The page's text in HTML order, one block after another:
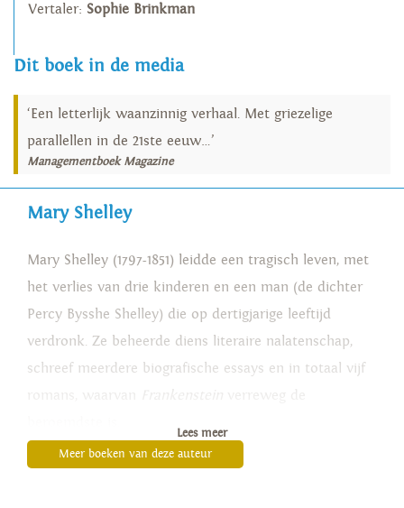
Vertaler: Sophie Brinkman
Dit boek in de media
‘Een letterlijk waanzinnig verhaal. Met griezelige
parallellen in de 21ste eeuw…’
Managementboek Magazine
Mary Shelley
Mary Shelley (1797-1851) leidde een tragisch leven, met
het verlies van drie kinderen en een man (de dichter
Percy Bysshe Shelley) die op dertigjarige leeftijd
verdronk. Ze beheerde diens literaire nalatenschap,
schreef meerdere biografische essays en in totaal vijf
Lees meer
Meer boeken van deze auteur